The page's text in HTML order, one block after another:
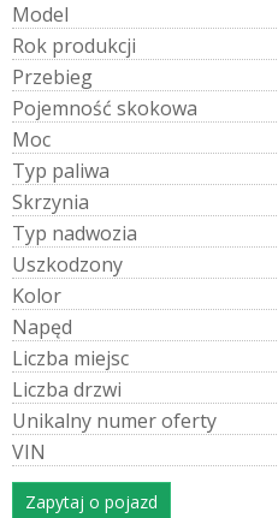
Model
Rok produkcji
Przebieg
Pojemność skokowa
Moc
Typ paliwa
Skrzynia
Typ nadwozia
Uszkodzony
Kolor
Napęd
Liczba miejsc
Liczba drzwi
Unikalny numeroferty
VIN
Zapytaj o pojazd